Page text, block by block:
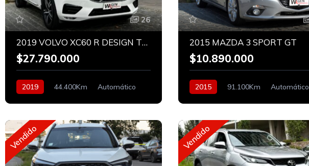
26
2019 VOLVO XC60 R DESIGN T6 AWD
$27.790.000
2019 44.400Km
Automático
2015 MAZDA 3 SPORT GT
$10.890.000
2015 91.100Km
Automático
Vendido Vendido